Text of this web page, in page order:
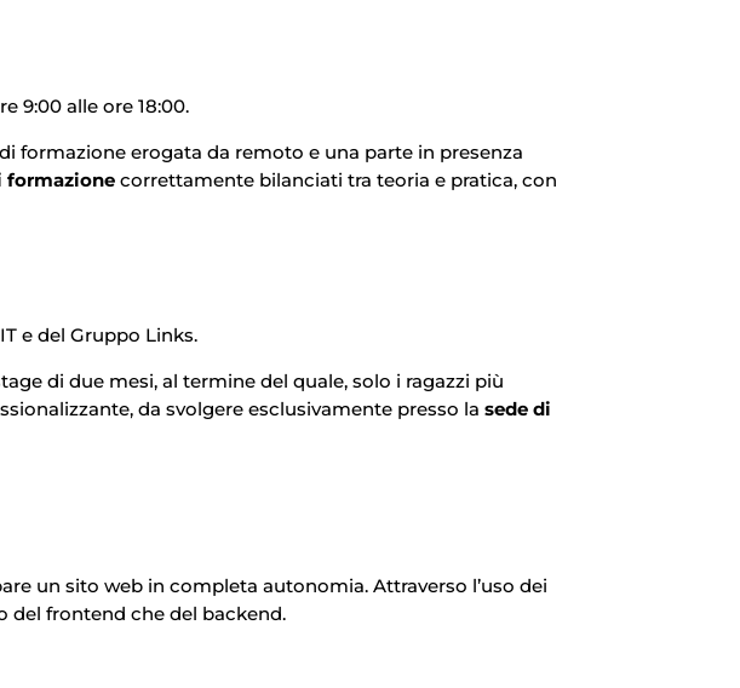
9:00 alle ore 18:00.
formazione erogata da remoto e una parte in presenza
formazionecorrettamente bilanciati tra teoria e pratica, con
e del Gruppo Links.
di due mesi, al termine del quale, solo i ragazzi più
da svolgere esclusivamente presso la sede di
un sito web in completa autonomia. Attraverso l’uso dei
del frontend che del backend.